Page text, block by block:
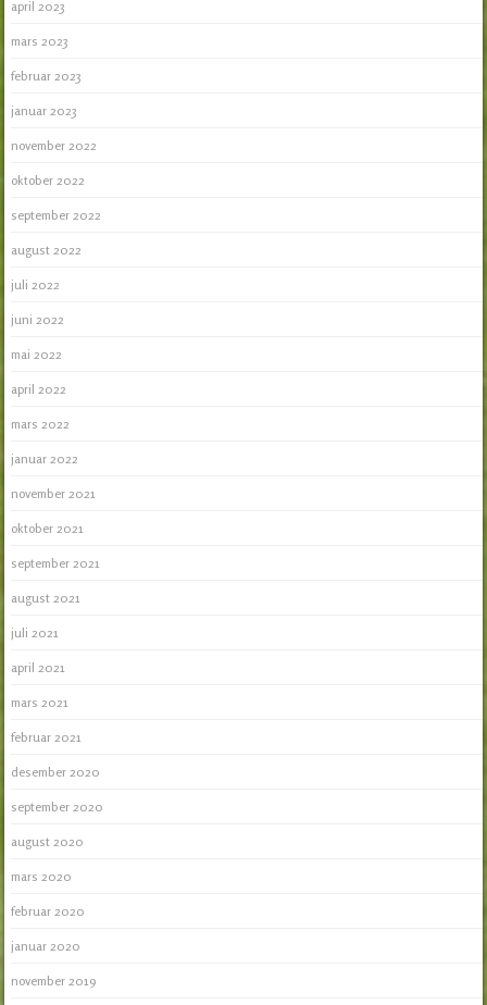
april 2023
mars 2023
februar 2023
januar 2023
november 2022
oktober 2022
september 2022
august 2022
juli 2022
juni 2022
mai 2022
april 2022
mars 2022
januar 2022
november 2021
oktober 2021
september 2021
august 2021
juli 2021
april 2021
mars 2021
februar 2021
desember 2020
september 2020
august 2020
mars 2020
februar 2020
januar 2020
november 2019